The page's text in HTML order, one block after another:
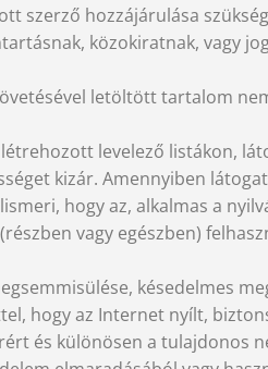
szerző hozzájárulása
közokiratnak, vagy
letöltött tartalom
levelező listákon,
kizár. Amennyiben
hogy az, alkalmas a
vagy egészben)
késedelmes
hogy az Internet nyílt,
és különösen a tulajdonos